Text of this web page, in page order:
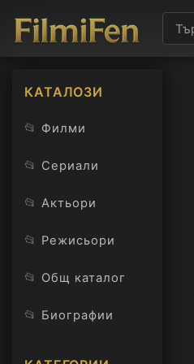
КАТАЛОЗИ
📂 Филми
📂 Сериали
📂 Актьори
📂 Режисьори
📂 Общ каталог
📂 Биографии